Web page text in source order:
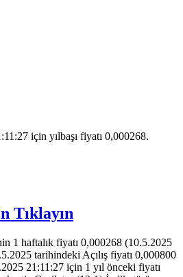
için yılbaşı fiyatı 0,000268.
Tıklayın
1 haftalık fiyatı 0,000268 (10.5.2025
tarihindeki Açılış fiyatı 0,000800
21:11:27 için 1 yıl önceki fiyatı